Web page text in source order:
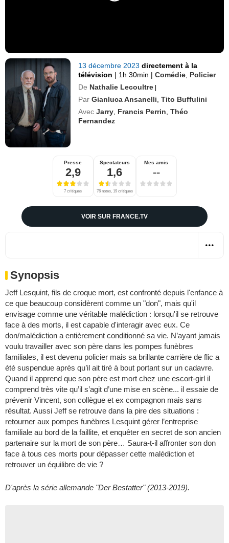
13 décembre 2023directement à la
télévision | 1h 30min | Comédie Policier
De Nathalie Lecoultre |
Par Gianluca Ansanelli ,Tito Buffulini
Avec Jarry Francis Perrin ,Théo
Fernandez
Presse
2,9
7 critiques
Spectateurs
1,6
76 notes, 19 critiques
Mes amis
--
VOIR SUR FRANCE.TV
Synopsis
Jeff Lesquint, fils de croque mort, est confronté depuis l'enfance à
ce que beaucoup considèrent comme un "don", mais qu'il
envisage comme une véritable malédiction : lorsqu'il se retrouve
face à des morts, il est capable d'interagir avec eux. Ce
don/malédiction a entièrement conditionné sa vie. N’ayant jamais
voulu travailler avec son père dans les pompes funèbres
familiales, il est devenu policier mais sa brillante carrière de flic a
été suspendue après qu’il ait tiré à bout portant sur un cadavre.
Quand il apprend que son père est mort chez une escort-girl il
comprend très vite qu’il s’agit d’une mise en scène... il essaie de
prévenir Vincent, son collègue et ex compagnon mais sans
résultat. Aussi Jeff se retrouve dans la pire des situations :
retourner aux pompes funèbres Lesquint gérer l’entreprise
familiale au bord de la faillite, et enquêter en secret de son ancien
partenaire sur la mort de son père… Saura-t-il affronter son don
face à tous ces morts pour dépasser cette malédiction et
retrouver un équilibre de vie ?
D'après la série allemande "Der Bestatter" (2013-2019).